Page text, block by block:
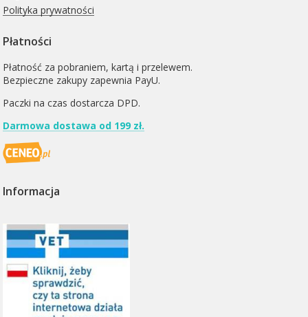
Polityka prywatności
Płatności
Płatność za pobraniem, kartą i przelewem.
Bezpieczne zakupy zapewnia PayU.
Paczki na czas dostarcza DPD.
Darmowa dostawa od 199 zł.
Informacja